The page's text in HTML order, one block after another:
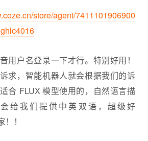
store/agent/7411101906900
用户名登录一下才行。特别好用！
求，智能机器人就会根据我们的诉
合 FLUX 模型使用的，自然语言描
给我们提供中英双语，超级好
！